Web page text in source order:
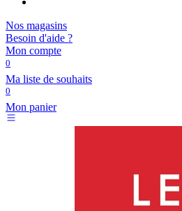
Nos magasins
Besoin d'aide ?
Mon compte
0
Ma liste de souhaits
0
Mon panier